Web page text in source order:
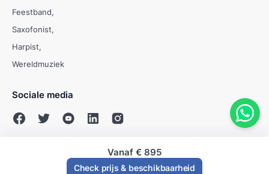
Vanaf € 895
Check prijs & beschikbaarheid
Feestband
Saxofonist
Harpist
Wereldmuziek
Sociale media
© Evenses 2009 - 2026